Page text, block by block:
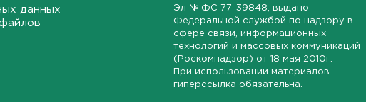
данных
Эл № ФС 77-39848 , выдано
Федеральной службой по надзору в
сфере связи, информационных
технологий и массовых коммуникаций
(Роскомнадзор) от 18 мая 2010г.
При использовании материалов
гиперссылка обязательна.